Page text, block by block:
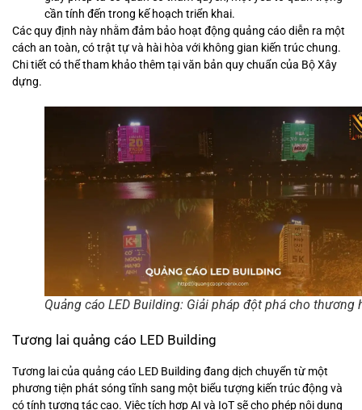
cần tính đến trong kế hoạch triển khai.
Các quy định này nhằm đảm bảo hoạt động quảng cáo diễn ra một
cách an toàn, có trật tự và hài hòa với không gian kiến trúc chung.
Chi tiết có thể tham khảo thêm tại văn bản quy chuẩn của Bộ Xây
dựng.
Quảng cáo LED Building: Giải pháp đột phá cho thương
Tương lai quảng cáo LED Building
Tương lai của quảng cáo LED Building đang dịch chuyển từ một
phương tiện phát sóng tĩnh sang một biểu tượng kiến trúc động và
có tính tương tác cao. Việc tích hợp AI và IoT sẽ cho phép nội dung